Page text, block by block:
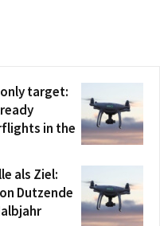
target:
in the
als Ziel:
Dutzende